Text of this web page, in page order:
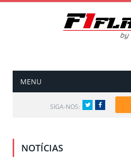
MENU
SIGA-NOS: TwitterFacebook
NOTÍCIAS